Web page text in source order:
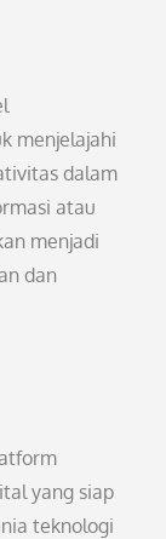
menjelajahi
dalam
atau
menjadi
dan
yang siap
teknologi